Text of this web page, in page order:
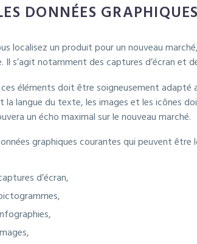
DONNÉES
localisez un produit pour un nouveau
Il s’agit notamment des captures d’écran et
éléments doit être soigneusement
la langue du texte, les images et les icônes
un écho maximal sur le nouveau marché.
graphiques courantes qui peuvent être
d’écran,